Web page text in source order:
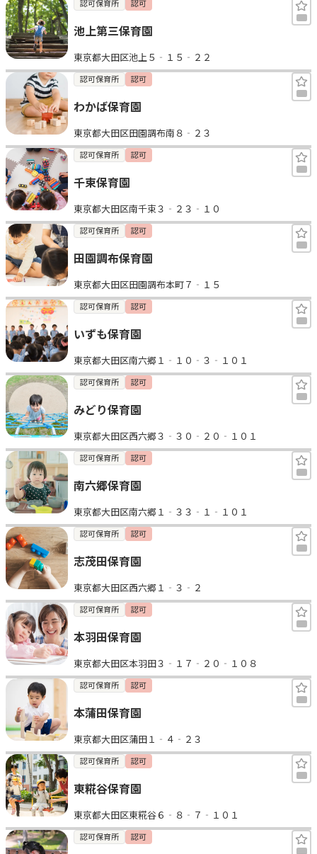
認可保育所 認可
池上第三保育園
東京都大田区池上５‐１５‐２２
認可保育所 認可
わかば保育園
東京都大田区田園調布南８‐２３
認可保育所 認可
千束保育園
東京都大田区南千束３‐２３‐１０
認可保育所 認可
田園調布保育園
東京都大田区田園調布本町７‐１５
認可保育所 認可
いずも保育園
東京都大田区南六郷１‐１０‐３‐１０１
認可保育所 認可
みどり保育園
東京都大田区西六郷３‐３０‐２０‐１０１
認可保育所 認可
南六郷保育園
東京都大田区南六郷１‐３３‐１‐１０１
認可保育所 認可
志茂田保育園
東京都大田区西六郷１‐３‐２
認可保育所 認可
本羽田保育園
東京都大田区本羽田３‐１７‐２０‐１０８
認可保育所 認可
本蒲田保育園
東京都大田区蒲田１‐４‐２３
認可保育所 認可
東糀谷保育園
東京都大田区東糀谷６‐８‐７‐１０１
認可保育所 認可